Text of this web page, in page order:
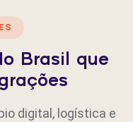
Brasil que
digital, logística e